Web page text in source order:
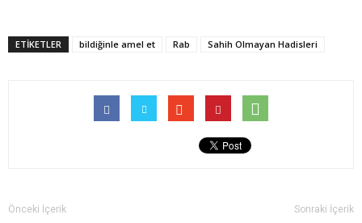
ETİKETLER bildiğinle amel et Rab Sahih Olmayan Hadisleri
Önceki İçerik Sonraki İçerik